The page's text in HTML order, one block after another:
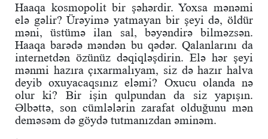
Haaqa kosmopolit bir şəhərdir. Yoxsa mənəmi
elə gəlir? Ürəyimə yatmayan bir şeyi də, öldür
məni, üstümə ilan sal, bəyəndirə bilməzsən.
Haaqa barədə məndən bu qədər. Qalanlarını da
internetdən özünüz dəqiqləşdirin. Elə hər şeyi
mənmi hazıra çıxarmalıyam, siz də hazır halva
deyib oxuyacaqsınız eləmi? Oxucu olanda nə
olur ki? Bir işin qulpundan da siz yapışın.
Əlbəttə, son cümlələrin zarafat olduğunu mən
deməsəm də göydə tutmanızdan əminəm.